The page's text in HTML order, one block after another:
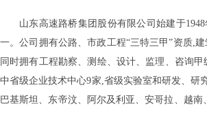
山东高速路桥集团股份有限公司始建于
一。公司拥有公路、市政工程“三特三甲”资质,
同时拥有工程勘察、测绘、设计、监理、咨询
中省级企业技术中心9家,省级实验室和研发、研
巴基斯坦、东帝汶、阿尔及利亚、安哥拉、越